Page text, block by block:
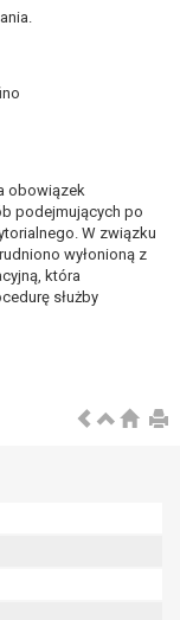
obowiązek
podejmujących po
W związku
wyłonioną z
która
służby
do
podstawie
prawem
skargi jest
są
jest